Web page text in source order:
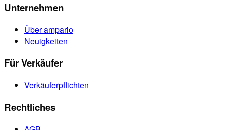
Unternehmen
Über ampario
Neuigkeiten
Für Verkäufer
Verkäuferpflichten
Rechtliches